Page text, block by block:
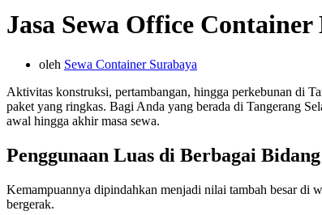
Jasa Sewa Office
oleh Sewa Container Surabaya
Aktivitas konstruksi, pertambangan, hingga perkebunan di
paket yang ringkas. Bagi Anda yang berada di Tangerang
awal hingga akhir masa sewa.
Penggunaan Luas di Berbagai Bidang
Kemampuannya dipindahkan menjadi nilai tambah besar di
bergerak.